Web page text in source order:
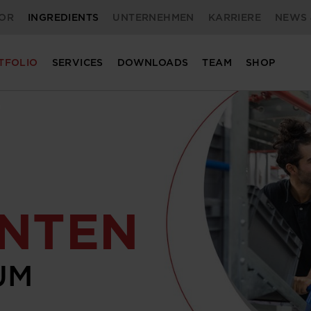
INGREDIENTS UNTERNEHMEN KARRIERE NEWS
SERVICES DOWNLOADS TEAM SHOP